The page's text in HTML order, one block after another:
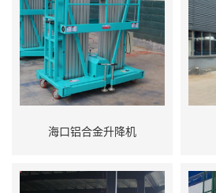
海口铝合金升降机